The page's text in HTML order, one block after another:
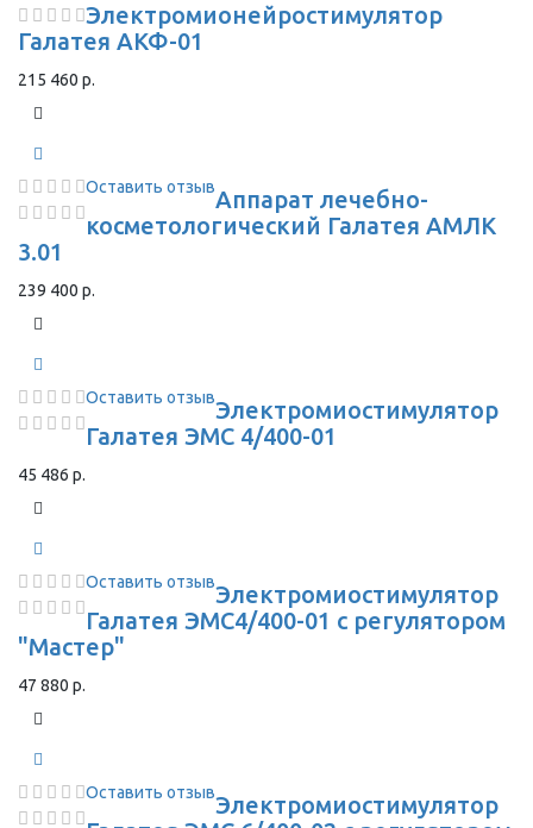
Электромионейростимулятор
Галатея АКФ-01
215 460 р.
Оставить отзывАппарат лечебно-
косметологический Галатея АМЛК
3.01
239 400 р.
Оставить отзывЭлектромиостимулятор
Галатея ЭМС 4/400-01
45 486 р.
Оставить отзывЭлектромиостимулятор
Галатея ЭМС4/400-01 с регулятором
"Мастер"
47 880 р.
Оставить отзывЭлектромиостимулятор